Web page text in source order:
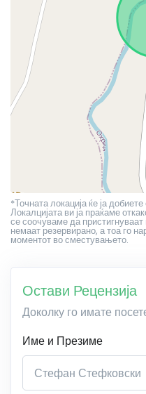
*Точната локација ќе ја
Локалцијата ви ја праќаме
се соочуваме да
немаат резервирано, а тоа го
моментот во сместувањето.
Остави Рецензија
Доколку го имате
Име и Презиме